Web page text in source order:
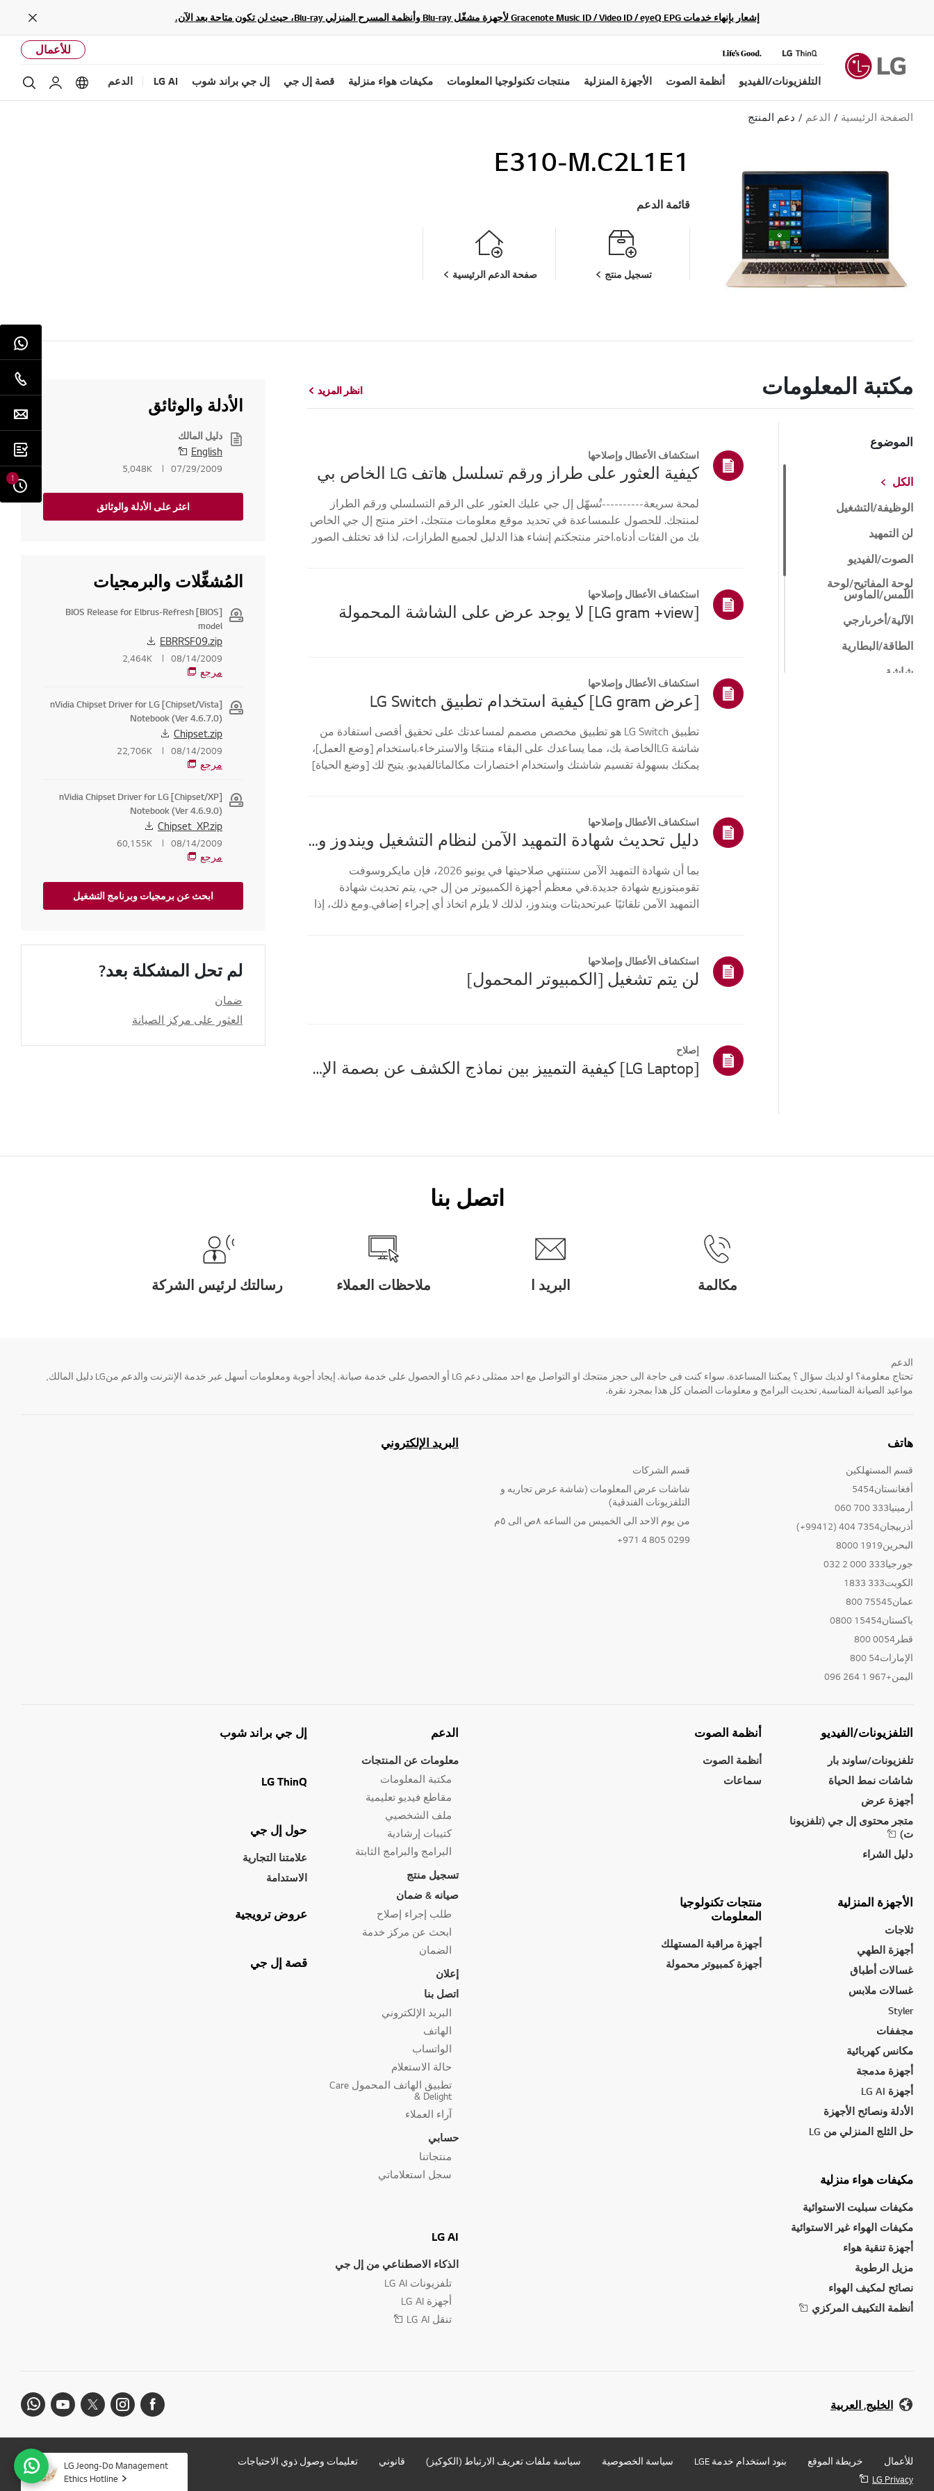
إشعار بإنهاء خدمات Gracenote Music ID / Video ID / eyeQ EPG لأجهزة مشغّل Blu-ray وأنظمة المسرح المنزلي Blu-ray، حيث لن تكون متاحة بعد الآن.
Close
للأعمال
التلفزيونات/الفيديو أنظمة الصوت الأجهزة المنزلية منتجات تكنولوجيا المعلومات مكيفات هواء منزلية قصة إل جي إل جي براند شوب LG AI الدعم optionsحساب
الصفحة الرئيسية الدعم دعم المنتج
E310-M.C2L1E1
قائمة الدعم
تسجيل منتج صفحة الدعم الرئيسية
مكتبة المعلومات انظر المزيد
الموضوع
الكل
الوظيفة/التشغيل
لن التمهيد
الصوت/الفيديو
لوحة المفاتيح/لوحة
اللمس/الماوس
الآلية/أخرىارجي
الطاقة/البطارية
شاشة
استكشاف الأعطال وإصلاحها
كيفية العثور على طراز ورقم تسلسل هاتف LG الخاص بي
لمحة سريعة----------تُسهّل إل جي عليك العثور على الرقم التسلسلي ورقم الطراز
لمنتجك. للحصول علىمساعدة في تحديد موقع معلومات منتجك، اختر منتج إل جي الخاص
بك من الفئات أدناه.اختر منتجكتم إنشاء هذا الدليل لجميع الطرازات، لذا قد تختلف الصور
استكشاف الأعطال وإصلاحها
[LG gram +view] لا يوجد عرض على الشاشة المحمولة
استكشاف الأعطال وإصلاحها
[عرض LG gram] كيفية استخدام تطبيق LG Switch
تطبيق LG Switch هو تطبيق مخصص مصمم لمساعدتك على تحقيق أقصى استفادة من
شاشة LGالخاصة بك، مما يساعدك على البقاء منتجًا والاسترخاء.باستخدام [وضع العمل]،
يمكنك بسهولة تقسيم شاشتك واستخدام اختصارات مكالماتالفيديو. يتيح لك [وضع الحياة]
استكشاف الأعطال وإصلاحها
دليل تحديث شهادة التمهيد الآمن لنظام التشغيل ويندوز واستكشاف الأخطاء وإصلاحها [جهاز كمبيوتر إل جي]
بما أن شهادة التمهيد الآمن ستنتهي صلاحيتها في يونيو 2026، فإن مايكروسوفت
تقومبتوزيع شهادة جديدة.في معظم أجهزة الكمبيوتر من إل جي، يتم تحديث شهادة
التمهيد الآمن تلقائيًا عبرتحديثات ويندوز، لذلك لا يلزم اتخاذ أي إجراء إضافي.ومع ذلك، إذا
استكشاف الأعطال وإصلاحها
لن يتم تشغيل [الكمبيوتر المحمول]
إصلاح
[LG Laptop] كيفية التمييز بين نماذج الكشف عن بصمة الإصبع/الكشف عن الوجه
انظر المزيد
الأدلة والوثائق
دليل المالك
English
07/29/2009
5,048K
اعثر على الأدلة والوثائق
المُشغِّلات والبرمجيات
[BIOS] BIOS Release for Elbrus-Refresh
model
EBRRSF09.zip
08/14/2009
2,464K
مرجع
[Chipset/Vista] nVidia Chipset Driver for LG
Notebook (Ver 4.6.7.0)
Chipset.zip
08/14/2009
22,706K
مرجع
[Chipset/XP] nVidia Chipset Driver for LG
Notebook (Ver 4.6.9.0)
Chipset_XP.zip
08/14/2009
60,155K
مرجع
ابحث عن برمجيات وبرنامج التشغيل
لم تحل المشكلة بعد?
ضمان
العثور على مركز الصيانة
اتصل بنا
مكالمة البريد ا ملاحظات العملاء رسالتك لرئيس الشركة
1
الدعم
تحتاج معلومة؟ او لديك سؤال ؟ يمكننا المساعدة. سواء كنت فى حاجة الى حجز منتجك او التواصل مع احد ممثلى دعم LG أو الحصول على خدمة صيانة. إيجاد أجوبة ومعلومات أسهل عبر خدمة الإنترنت والدعم منLG دليل المالك,
مواعيد الصيانة المناسبة, تحديث البرامج و معلومات الضمان كل هذا بمجرد نقرة.
هاتف
قسم المستهلكين
أفغانستان5454
أرمينيا333 700 060
أذربيجان7354 404 (99412+)
البحرين1919 8000
جورجيا333 000 2 032
الكويت333 1833
عمان75545 800
باكستان15454 0800
قطر0054 800
الإمارات54 800
اليمن+967 1 264 096
قسم الشركات
شاشات عرض المعلومات (شاشة عرض تجاريه و
التلفزيونات الفندقية)
من يوم الاحد الى الخميس من الساعه ٨ص الى ٥م
0299 805 4 971+
البريد الإلكتروني
التلفزيونات/الفيديو
تلفزيونات/ساوند بار
شاشات نمط الحياة
أجهزة عرض
متجر محتوى إل جي (تلفزيونا
ت)
دليل الشراء
أنظمة الصوت
أنظمة الصوت
سماعات
الأجهزة المنزلية
ثلاجات
أجهزة الطهي
غسالات أطباق
غسالات ملابس
Styler
مجففات
مكانس كهربائية
أجهزة مدمجة
أجهزة LG AI
الأدلة ونصائح الأجهزة
حل الثلج المنزلي من LG
منتجات تكنولوجيا
المعلومات
أجهزة مراقبة المستهلك
أجهزة كمبيوتر محمولة
مكيفات هواء منزلية
مكيفات سبليت الاستوائية
مكيفات الهواء غير الاستوائية
أجهزة تنقية هواء
مزيل الرطوبة
نصائح لمكيف الهواء
أنظمة التكييف المركزي
الدعم
معلومات عن المنتجات
مكتبة المعلومات
مقاطع فيديو تعليمية
ملف الشخصيي
كتيبات إرشادية
البرامج والبرامج الثابتة
تسجيل منتج
صيانه & ضمان
طلب إجراء إصلاح
ابحث عن مركز خدمة
الضمان
إعلان
اتصل بنا
البريد الإلكتروني
الهاتف
الواتساب
حالة الاستعلام
تطبيق الهاتف المحمول Care
& Delight
آراء العملاء
حسابي
منتجاتنا
سجل استعلاماتي
LG AI
الذكاء الاصطناعي من إل جي
تلفزيونات LG AI
أجهزة LG AI
تنقل LG AI
إل جي براند شوب
LG ThinQ
حول إل جي
علامتنا التجارية
الاستدامة
عروض ترويجية
قصة إل جي
الخليج, العربية
للأعمال خريطة الموقع بنود استخدام خدمة LGE سياسة الخصوصية سياسة ملفات تعريف الارتباط (الكوكيز) قانوني
تعليمات وصول ذوي الاحتياجات
LG Privacy
LG Jeong-Do Management
Ethics Hotline